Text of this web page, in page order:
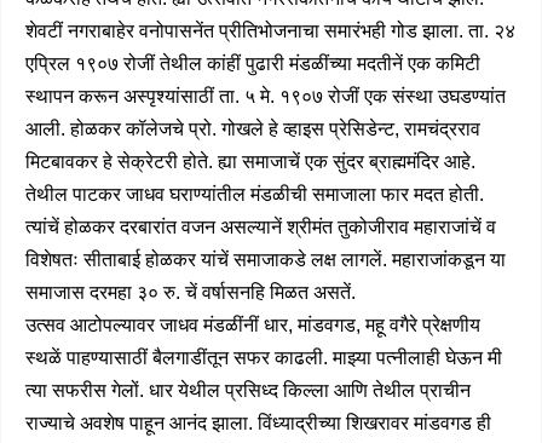
शेवटीं नगराबाहेर वनोपासनेंत प्रीतिभोजनाचा समारंभही गोड झाला. ता. २४
एप्रिल १९०७ रोजीं तेथील कांहीं पुढारी मंडळींच्या मदतीनें एक कमिटी
स्थापन करून अस्पृश्यांसाठीं ता. ५ मे. १९०७ रोजीं एक संस्था उघडण्यांत
आली. होळकर कॉलेजचे प्रो. गोखले हे व्हाइस प्रेसिडेन्ट, रामचंद्रराव
मिटबावकर हे सेक्रेटरी होते. ह्या समाजाचें एक सुंदर ब्राह्ममंदिर आहे.
तेथील पाटकर जाधव घराण्यांतील मंडळीची समाजाला फार मदत होती.
त्यांचें होळकर दरबारांत वजन असल्यानें श्रीमंत तुकोजीराव महाराजांचें व
विशेषतः सीताबाई होळकर यांचें समाजाकडे लक्ष लागलें. महाराजांकडून या
समाजास दरमहा ३० रु. चें वर्षासनहि मिळत असतें.
उत्सव आटोपल्यावर जाधव मंडळींनीं धार, मांडवगड, महू वगैरे प्रेक्षणीय
स्थळें पाहण्यासाठीं बैलगाडींतून सफर काढली. माझ्या पत्नीलाही घेऊन मी
त्या सफरीस गेलों. धार येथील प्रसिध्द किल्ला आणि तेथील प्राचीन
राज्याचे अवशेष पाहून आनंद झाला. विंध्याद्रीच्या शिखरावर मांडवगड ही